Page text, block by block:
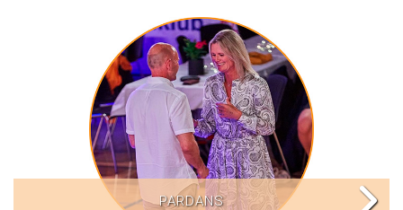
PARDANS